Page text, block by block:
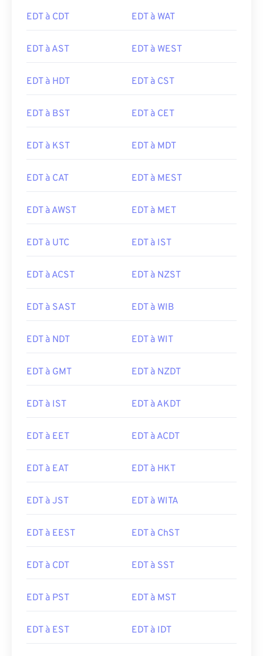
EDT à CDT EDT à WAT
EDT à AST EDT à WEST
EDT à HDT EDT à CST
EDT à BST EDT à CET
EDT à KST EDT à MDT
EDT à CAT EDT à MEST
EDT à AWST EDT à MET
EDT à UTC EDT à IST
EDT à ACST EDT à NZST
EDT à SAST EDT à WIB
EDT à NDT EDT à WIT
EDT à GMT EDT à NZDT
EDT à IST EDT à AKDT
EDT à EET EDT à ACDT
EDT à EAT EDT à HKT
EDT à JST EDT à WITA
EDT à EEST EDT à ChST
EDT à CDT EDT à SST
EDT à PST EDT à MST
EDT à EST EDT à IDT